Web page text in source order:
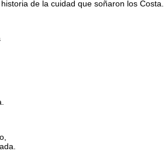
de la cuidad que soñaron los Costa.